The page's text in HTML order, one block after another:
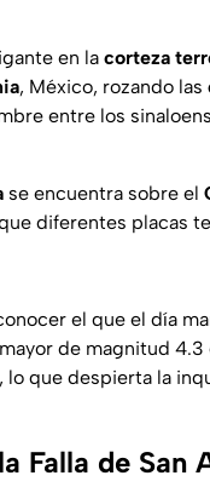
en la corteza
, México, rozando las
entre los
se encuentra sobre el
diferentes placas
el que el día
de magnitud 4.3
que despierta la
Falla de San